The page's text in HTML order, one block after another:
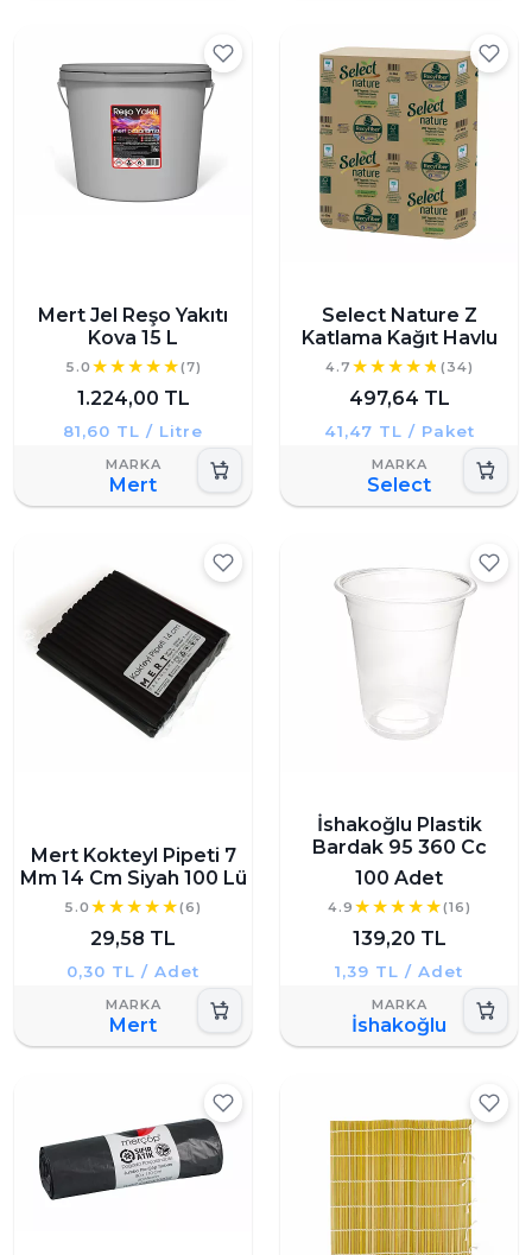
Mert Jel Reşo Yakıtı
Kova 15 L
5.0 (7)
1.224,00 TL
81,60 TL / Litre
Mert
Select Nature Z
Katlama Kağıt Havlu
4.7 (34)
497,64 TL
41,47 TL / Paket
Select
Mert Kokteyl Pipeti 7
Mm 14 Cm Siyah 100 Lü
5.0 (6)
29,58 TL
0,30 TL / Adet
Mert
İshakoğlu Plastik
Bardak 95 360 Cc
100 Adet
4.9 (16)
139,20 TL
1,39 TL / Adet
İshakoğlu